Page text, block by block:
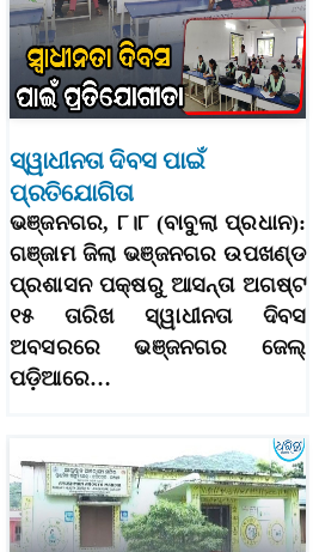
ସ୍ୱାଧୀନତା ଦିବସ ପାଇଁ
ପ୍ରତିଯୋଗିତା
ଭଞ୍ଜନଗର, ୮।୮ (ବାବୁଲା ପ୍ରଧାନ):
ଗଞ୍ଜାମ ଜିଲା ଭଞ୍ଜନଗର ଉପଖଣ୍ଡ
ପ୍ରଶାସନ ପକ୍ଷରୁ ଆସନ୍ତା ଅଗଷ୍ଟ
୧୫ ତାରିଖ ସ୍ୱାଧୀନତା ଦିବସ
ଅବସରରେ ଭଞ୍ଜନଗର ଜେଲ୍
ପଡ଼ିଆରେ…